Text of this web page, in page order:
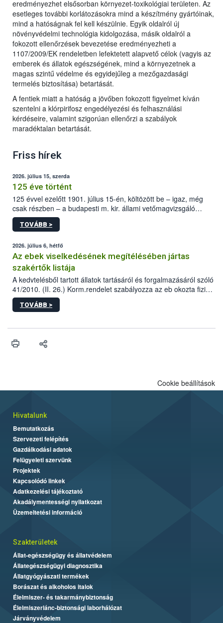
eredményezhet elsősorban környezet-toxikológiai területen. Az
esetleges további korlátozásokra mind a készítmény gyártóinak,
mind a hatóságnak fel kell készülnie. Egyik oldalról új
növényvédelmi technológia kidolgozása, másik oldalról a
fokozott ellenőrzések bevezetése eredményezheti a
1107/2009/EK rendeletben lefektetett alapvető célok (vagyis az
emberek és állatok egészségének, mind a környezetnek a
magas szintű védelme és egyidejűleg a mezőgazdasági
termelés biztosítása) betartását.
A fentiek miatt a hatóság a jövőben fokozott figyelmet kíván
szentelni a klórpirifosz engedélyezési és felhasználási
kérdéseire, valamint szigorúan ellenőrzi a szabályok
maradéktalan betartását.
Friss hírek
2026. július 15, szerda
125 éve történt
125 évvel ezelőtt 1901. július 15-én, költözött be – igaz, még
csak részben – a budapesti m. kir. állami vetőmagvizsgáló
állomás a Kis Rókus utca 15. szám alatti, Czigler Győző által
tervezett új épületébe.
TOVÁBB >
2026. július 6, hétfő
Az ebek viselkedésének megítélésében jártas
szakértők listája
A kedvtelésből tartott állatok tartásáról és forgalmazásáról szóló
41/2010. (II. 26.) Korm.rendelet szabályozza az eb okozta fizikai
sérülés, illetve ennek veszélye keletkezésekor felmerülő
hatósági feladatokat, valamint a veszélyes eb tartását és annak
vonni az ebek viselkedésének megítélésében jártas szakértőt.
TOVÁBB >
Cookie beállítások
Hivatalunk
Bemutatkozás
Szervezeti felépítés
Gazdálkodási adatok
Felügyeleti szervünk
Projektek
Kapcsolódó linkek
Adatkezelési tájékoztató
Akadálymentességi nyilatkozat
Üzemeltetési információ
Szakterületek
Állat-egészségügy és állatvédelem
Állategészségügyi diagnosztika
Állatgyógyászati termékek
Borászat és alkoholos italok
Élelmiszer- és takarmánybiztonság
Élelmiszerlánc-biztonsági laborhálózat
Járványvédelem